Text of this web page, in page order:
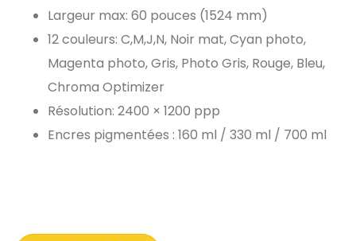
Largeur max: 60 pouces (1524 mm)
12 couleurs: C,M,J,N, Noir mat, Cyan photo,
Magenta photo, Gris, Photo Gris, Rouge, Bleu,
Chroma Optimizer
Résolution: 2400 × 1200 ppp
Encres pigmentées : 160 ml / 330 ml / 700 ml